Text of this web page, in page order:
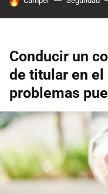
Conducir un
de titular en el
problemas